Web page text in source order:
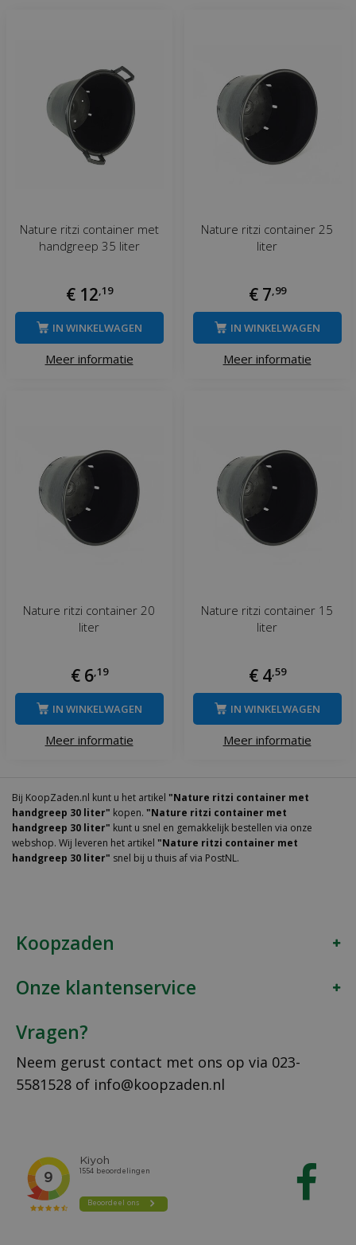
Nature ritzi container met
handgreep 35 liter
€ 12,19
Meer informatie
IN WINKELWAGEN
Nature ritzi container 25
liter
€ 7,99
Meer informatie
IN WINKELWAGEN
Nature ritzi container 20
liter
€ 6,19
Meer informatie
IN WINKELWAGEN
Nature ritzi container 15
liter
€ 4,59
Meer informatie
IN WINKELWAGEN
Bij KoopZaden.nl kunt u het artikel "Nature ritzi container met
handgreep 30 liter" kopen. "Nature ritzi container met
handgreep 30 liter" kunt u snel en gemakkelijk bestellen via onze
webshop. Wij leveren het artikel "Nature ritzi container met
handgreep 30 liter" snel bij u thuis af via PostNL.
Koopzaden
Onze klantenservice
Vragen?
Neem gerust contact met ons op via 023-
5581528 of info@koopzaden.nl